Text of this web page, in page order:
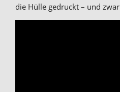
die Hülle gedruckt – und zwar